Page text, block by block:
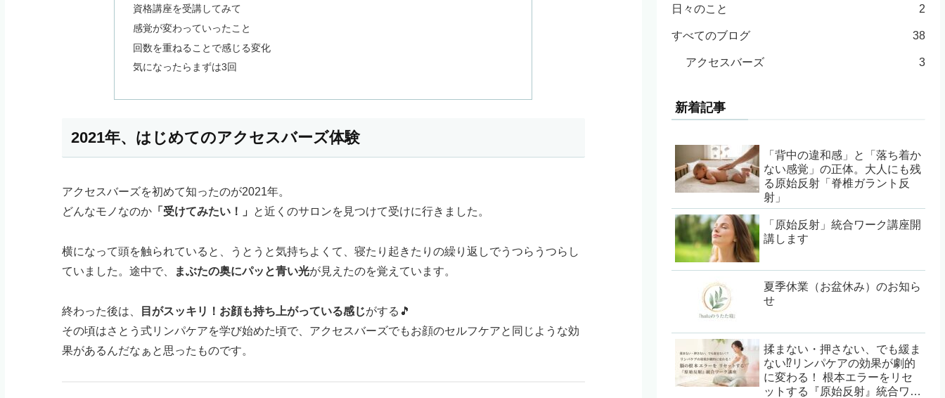
資格講座を受講してみて
感覚が変わっていったこと
回数を重ねることで感じる変化
気になったらまずは3回
2021年、はじめてのアクセスバーズ体験
アクセスバーズを初めて知ったのが2021年。
どんなモノなのか「受けてみたい！」 と近くのサロンを見つけて受けに行きました。
横になって頭を触られていると、うとうと気持ちよくて、寝たり起きたりの繰り返しでうつらうつらし
ていました。途中で、
まぶたの奥にパッと青い光が見えたのを覚えています。
終わった後は、 目がスッキリ！お顔も持ち上がっている感じがする🎵
その頃はさとう式リンパケアを学び始めた頃で、アクセスバーズでもお顔のセルフケアと同じような効
果があるんだなぁと思ったものです。
日々のこと 2
すべてのブログ 38
アクセスバーズ 3
新着記事
「背中の違和感」と「落ち着か
ない感覚」の正体。大人にも残
る原始反射「脊椎ガラント反
射」
「原始反射」統合ワーク講座開
講します
夏季休業（お盆休み）のお知ら
せ
揉まない・押さない、でも緩ま
ない⁉︎リンパケアの効果が劇的
に変わる！ 根本エラーをリセ
ットする『原始反射』統合ワー